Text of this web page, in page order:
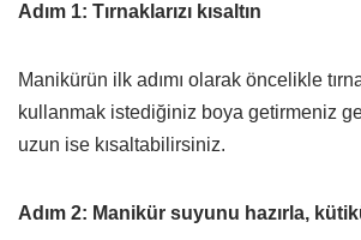
Adım 1: Tırnaklarızı kısaltın
Manikürün ilk adımı olarak öncelikle
kullanmak istediğiniz boya getirmeniz
uzun ise kısaltabilirsiniz.
Adım 2: Manikür suyunu hazırla,